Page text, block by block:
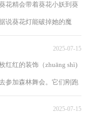
花精会带着葵花小妖到葵
说葵花灯能破掉她的魔
2025-07-15
红红的装饰（zhuāng shì)
参加森林舞会。它们刚跑
2025-07-15